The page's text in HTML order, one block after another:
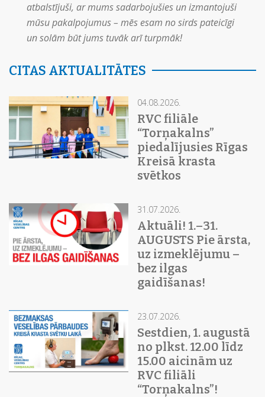
atbalstījuši, ar mums sadarbojušies un izmantojuši
mūsu pakalpojumus – mēs esam no sirds pateicīgi
un solām būt jums tuvāk arī turpmāk!
CITAS AKTUALITĀTES
04.08.2026.
RVC filiāle
“Torņakalns”
piedalījusies Rīgas
Kreisā krasta
svētkos
31.07.2026.
Aktuāli! 1.–31.
AUGUSTS Pie ārsta,
uz izmeklējumu –
bez ilgas
gaidīšanas!
23.07.2026.
Sestdien, 1. augustā
no plkst. 12.00 līdz
15.00 aicinām uz
RVC filiāli
“Torņakalns”!